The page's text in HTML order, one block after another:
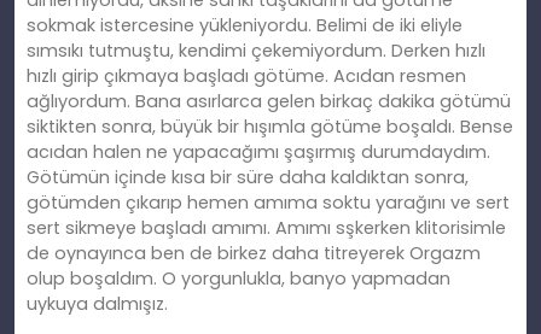
sokmak istercesine yükleniyordu. Belimi de iki eliyle
sımsıkı tutmuştu, kendimi çekemiyordum. Derken hızlı
hızlı girip çıkmaya başladı götüme. Acıdan resmen
ağlıyordum. Bana asırlarca gelen birkaç dakika götümü
siktikten sonra, büyük bir hışımla götüme boşaldı. Bense
acıdan halen ne yapacağımı şaşırmış durumdaydım.
Götümün içinde kısa bir süre daha kaldıktan sonra,
götümden çıkarıp hemen amıma soktu yarağını ve sert
sert sikmeye başladı amımı. Amımı sşkerken klitorisimle
de oynayınca ben de birkez daha titreyerek Orgazm
olup boşaldım. O yorgunlukla, banyo yapmadan
uykuya dalmışız.